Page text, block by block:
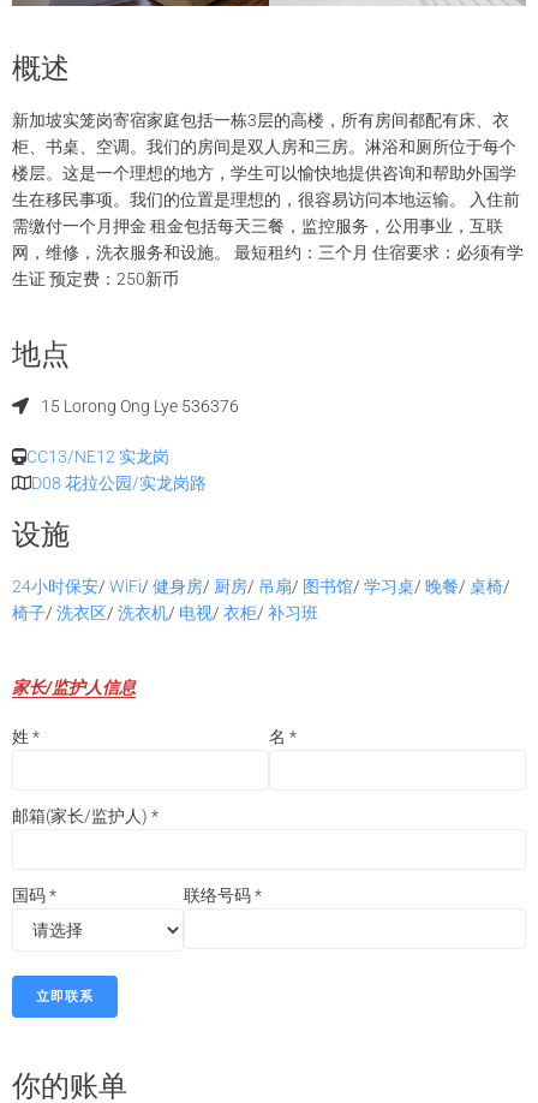
概述
新加坡实笼岗寄宿家庭包括一栋3层的高楼，所有房间都配有床、衣
柜、书桌、空调。我们的房间是双人房和三房。淋浴和厕所位于每个
楼层。这是一个理想的地方，学生可以愉快地提供咨询和帮助外国学
生在移民事项。我们的位置是理想的，很容易访问本地运输。 入住前
需缴付一个月押金 租金包括每天三餐，监控服务，公用事业，互联
网，维修，洗衣服务和设施。 最短租约：三个月 住宿要求：必须有学
生证 预定费：250新币
地点
15 Lorong Ong Lye 536376
CC13/NE12 实龙岗
D08 花拉公园/实龙岗路
设施
24小时保安/ WiFi/ 健身房/ 厨房/ 吊扇/ 图书馆/ 学习桌/ 晚餐/ 桌椅/
椅子/ 洗衣区/ 洗衣机/ 电视/ 衣柜/ 补习班
家长/监护人信息
姓 * 名 *
邮箱(家长/监护人) *
国码* 联络号码*
立即联系
你的账单